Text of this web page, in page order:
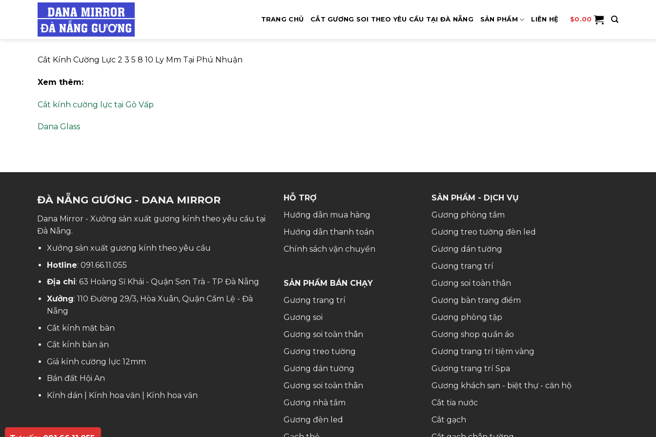
TRANG CHỦ CẮT GƯƠNG SOI THEO YÊU CẦU TẠI ĐÀ NẴNG SẢN PHẨM LIÊN HỆ $0.00
Cắt Kính Cường Lực 2 3 5 8 10 Ly Mm Tại Phú Nhuận
Xem thêm:
Cắt kính cường lực tại Gò Vấp
Dana Glass
ĐÀ NẴNG GƯƠNG - DANA MIRROR
Dana Mirror - Xưởng sản xuất gương kính theo yêu cầu tại
Đà Nẵng.
Xưởng sản xuất gương kính theo yêu cầu
Hotline:091.66.11.055
Địa chỉ: 63 Hoàng Sĩ Khải - Quận Sơn Trà - TP Đà Nẵng
Xưởng: 110 Đường 29/3, Hòa Xuân, Quận Cẩm Lệ - Đà
Nẵng
Cắt kính mặt bàn
Cắt kính bàn ăn
Giá kính cường lực 12mm
Bán đất Hội An
Kính dán
Kính hoa văn Kính hoa văn
HỖ TRỢ
Hướng dẫn mua hàng
Hướng dẫn thanh toán
Chính sách vận chuyển
SẢN PHẨM BÁN CHẠY
Gương trang trí
Gương soi
Gương soi toàn thân
Gương treo tường
Gương dán tường
Gương soi toàn thân
Gương nhà tắm
Gương đèn led
SẢN PHẨM - DỊCH VỤ
Gương phòng tắm
Gương treo tường đèn led
Gương dán tường
Gương trang trí
Gương soi toàn thân
Gương bàn trang điểm
Gương phòng tập
Gương shop quần áo
Gương trang trí tiệm vàng
Gương trang trí Spa
Gương khách sạn - biệt thự - căn hộ
Cắt tia nước
Cắt gạch